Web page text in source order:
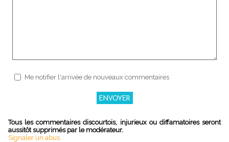
Me notifier l'arrivée de nouveaux commentaires
Tous les commentaires discourtois, injurieux ou diffamatoires seront
aussitôt supprimés par le modérateur.
Signaler un abus